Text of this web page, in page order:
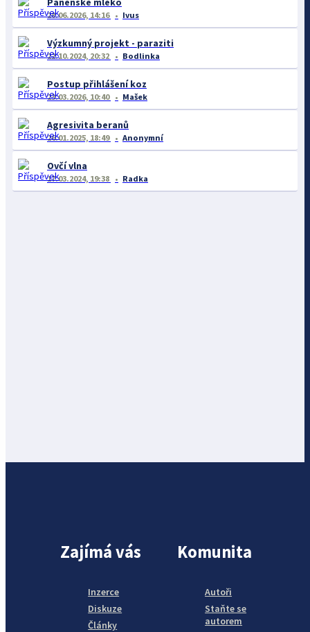
28.06.2026, 14:16 Ivus
Výzkumný projekt - paraziti
22.10.2024, 20:32 Bodlinka
Postup přihlášení koz
23.03.2026, 10:40 Mašek
Agresivita beranů
26.01.2025, 18:49 Anonymní
Ovčí vlna
17.03.2024, 19:38 Radka
Zajímá vás
Inzerce
Diskuze
Články
Komunita
Autoři
Staňte se
autorem